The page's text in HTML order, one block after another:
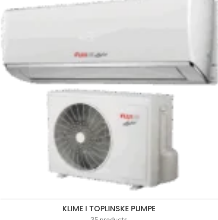
KLIME I TOPLINSKE PUMPE